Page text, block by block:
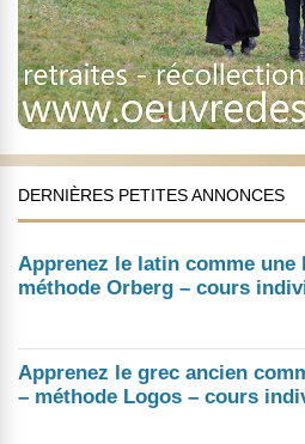
DERNIÈRES PETITES ANNONCES
Apprenez le latin comme une
méthode Orberg – cours
Apprenez le grec ancien
– méthode Logos – cours